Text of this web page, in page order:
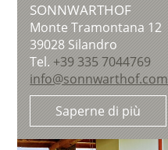
SONNWARTHOF
Monte Tramontana 12
39028Silandro
Tel.+39 335 7044769
info@sonnwarthof.com
Saperne di più